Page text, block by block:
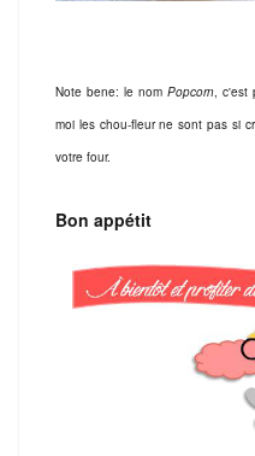
Note bene: le nom Popcorn ,
moi les chou-fleur ne sont pas si
votre four.
Bon appétit